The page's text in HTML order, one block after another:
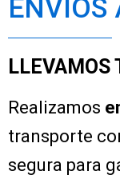
ENVÍOS
LLEVAMOS
Realizamos
transporte
segura para